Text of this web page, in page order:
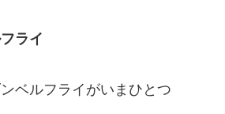
ライ
ベルフライがいまひとつ